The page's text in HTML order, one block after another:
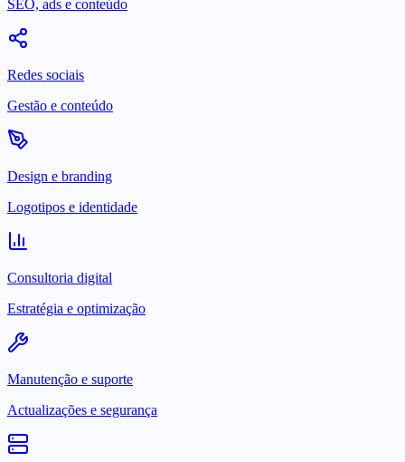
SEO, ads e conteúdo
Redes sociais
Gestão e conteúdo
Design e branding
Logotipos e identidade
Consultoria digital
Estratégia e optimização
Manutenção e suporte
Actualizações e segurança